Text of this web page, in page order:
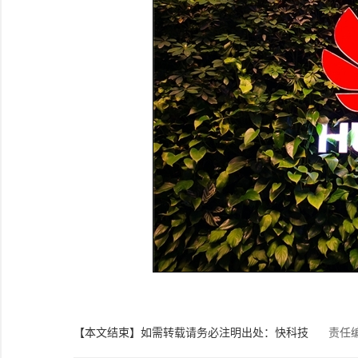
【本文结束】如需转载请务必注明出处：快科技 责任